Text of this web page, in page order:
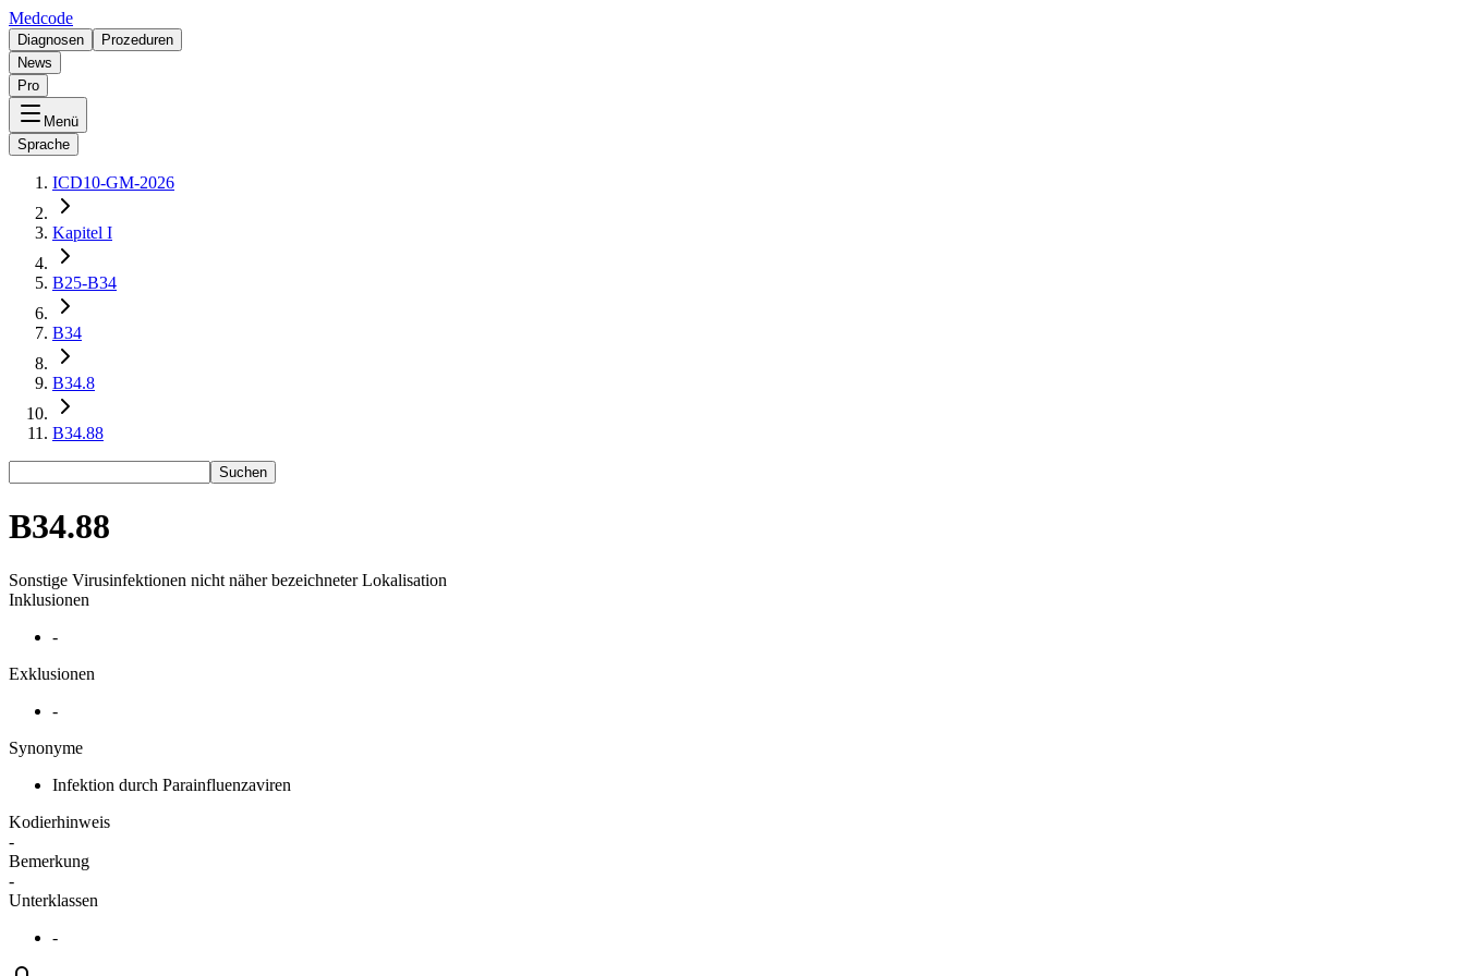
Medcode
Diagnosen
Prozeduren
News
Pro
Menü
Sprache
ICD10-GM-2026
Kapitel I
B25-B34
B34
B34.8
B34.88
Suchen
B34.88
Sonstige Virusinfektionen nicht näher bezeichneter Lokalisation
Inklusionen
-
Exklusionen
-
Synonyme
Infektion durch Parainfluenzaviren
Kodierhinweis
-
Bemerkung
-
Unterklassen
-